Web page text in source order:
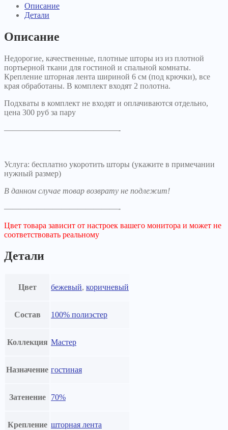
Описание
Детали
Описание
Недорогие, качественные, плотные шторы из из плотной
портьерной ткани для гостиной и спальной комнаты.
Крепление шторная лента шириной 6 см (под крючки), все
края обработаны. В комплект входят 2 полотна.
Подхваты в комплект не входят и оплачиваются отдельно,
цена 300 руб за пару
——————————————-
Услуга: бесплатно укоротить шторы (укажите в примечании
нужный размер)
В данном случае товар возврату не подлежит!
——————————————-
Цвет товара зависит от настроек вашего монитора и может не
соответствовать реальному
Детали
Цвет бежевый, коричневый
Состав 100% полиэстер
Коллекция Мастер
Назначение гостиная
Затенение 70%
Крепление шторная лента